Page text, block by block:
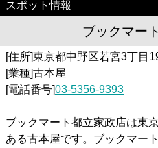
スポット情報
ブックマー
[住所]東京都中野区若宮3丁目
[業種]古本屋
[電話番号]03-5356-9393
ブックマート都立家政店は東
ある古本屋です。ブックマー